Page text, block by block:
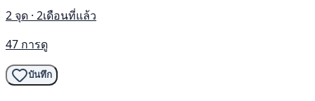
2 จุด · 2เดือนที่แล้ว
47 การดู
บันทึก